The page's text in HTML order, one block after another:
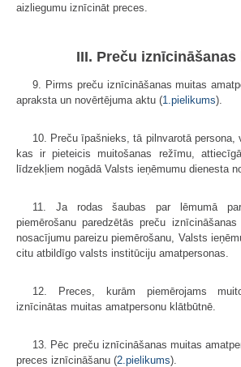
aizliegumu iznīcināt preces.
III. Preču iznīcināšanas
9. Pirms preču iznīcināšanas muitas
apraksta un novērtējuma aktu (1.pielikums).
10. Preču īpašnieks, tā pilnvarotā persona,
kas ir pieteicis muitošanas režīmu,
līdzekļiem nogādā Valsts ieņēmumu dienesta
11. Ja rodas šaubas par lēmumā
piemērošanu paredzētās preču
nosacījumu pareizu piemērošanu, Valsts
citu atbildīgo valsts institūciju amatpersonas.
12. Preces, kurām piemērojams
iznīcinātas muitas amatpersonu klātbūtnē.
13. Pēc preču iznīcināšanas muitas
preces iznīcināšanu (2.pielikums).